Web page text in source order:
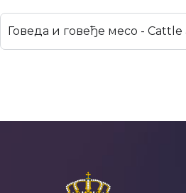
Говеда и говеђе месо -